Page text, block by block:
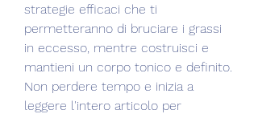
strategie efficaci che ti
permetteranno di bruciare i grassi
in eccesso, mentre costruisci e
mantieni un corpo tonico e definito.
Non perdere tempo e inizia a
leggere l'intero articolo per